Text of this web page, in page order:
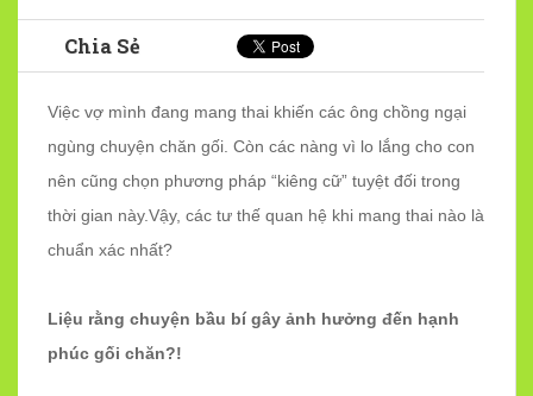
Chia Sẻ
Việc vợ mình đang mang thai khiến các ông chồng ngại
ngùng chuyện chăn gối. Còn các nàng vì lo lắng cho con
nên cũng chọn phương pháp “kiêng cữ” tuyệt đối trong
thời gian này.Vậy, các tư thế quan hệ khi mang thai nào là
chuẩn xác nhất?
Liệu rằng chuyện bầu bí gây ảnh hưởng đến hạnh
phúc gối chăn?!